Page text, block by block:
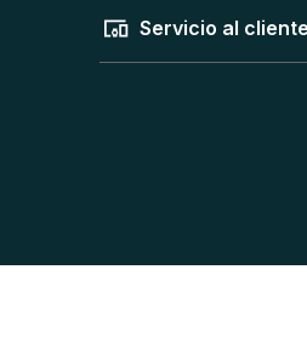
Servicio al cliente